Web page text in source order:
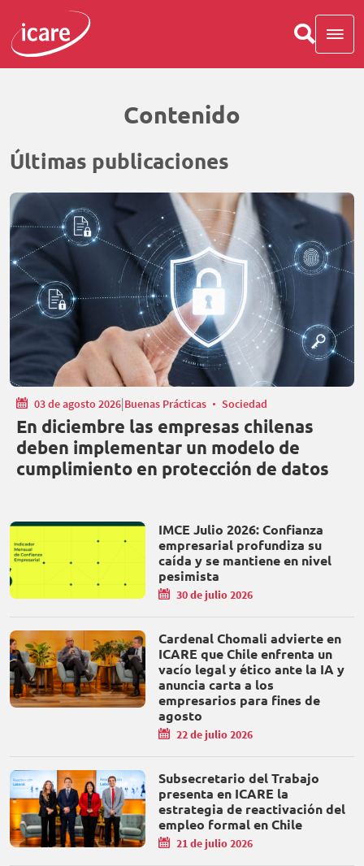
Contenido
Últimas publicaciones
03 de agosto 2026|Buenas Prácticas Sociedad
En diciembre las empresas chilenas
deben implementar un modelo de
cumplimiento en protección de datos
IMCE Julio 2026: Confianza
empresarial profundiza su
caída y se mantiene en nivel
pesimista
30 de julio 2026
Cardenal Chomali advierte en
ICARE que Chile enfrenta un
vacío legal y ético ante la IA y
anuncia carta a los
empresarios para fines de
agosto
22 de julio 2026
Subsecretario del Trabajo
presenta en ICARE la
estrategia de reactivación del
empleo formal en Chile
21 de julio 2026